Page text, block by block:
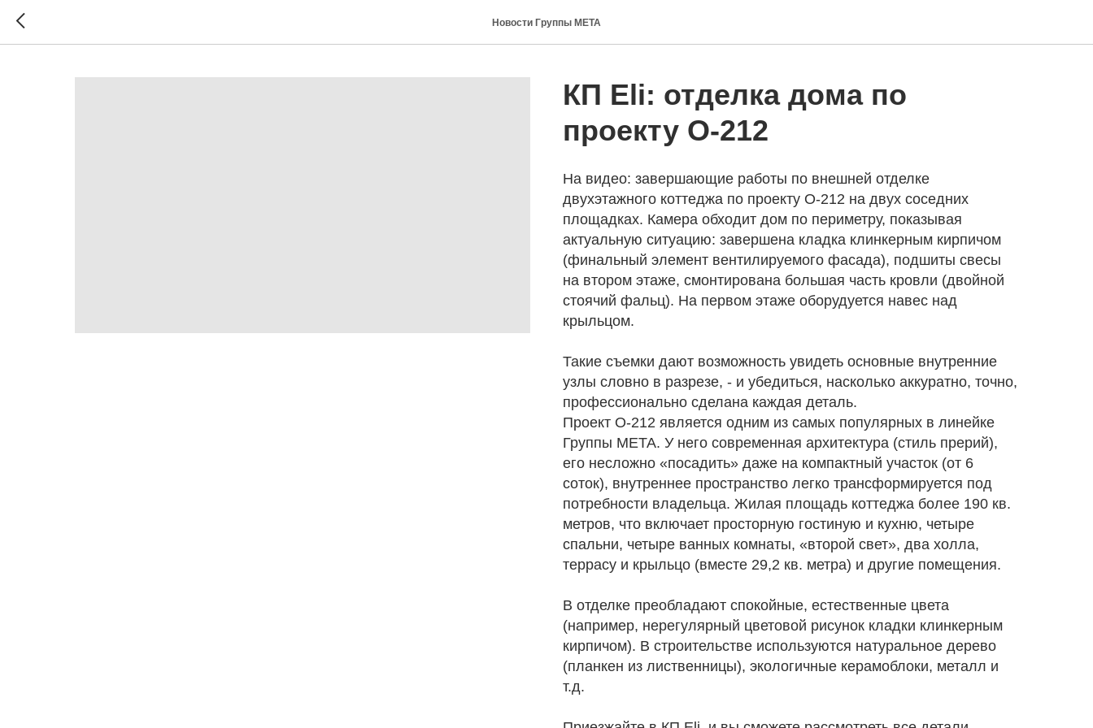
Новости Группы МЕТА
КП Eli: отделка дома по
проекту О-212
На видео: завершающие работы по внешней отделке
двухэтажного коттеджа по проекту О-212 на двух соседних
площадках. Камера обходит дом по периметру, показывая
актуальную ситуацию: завершена кладка клинкерным кирпичом
(финальный элемент вентилируемого фасада), подшиты свесы
на втором этаже, смонтирована большая часть кровли (двойной
стоячий фальц). На первом этаже оборудуется навес над
крыльцом.
Такие съемки дают возможность увидеть основные внутренние
узлы словно в разрезе, - и убедиться, насколько аккуратно, точно,
профессионально сделана каждая деталь.
Проект О-212 является одним из самых популярных в линейке
Группы МЕТА. У него современная архитектура (стиль прерий),
его несложно «посадить» даже на компактный участок (от 6
соток), внутреннее пространство легко трансформируется под
потребности владельца. Жилая площадь коттеджа более 190 кв.
метров, что включает просторную гостиную и кухню, четыре
спальни, четыре ванных комнаты, «второй свет», два холла,
террасу и крыльцо (вместе 29,2 кв. метра) и другие помещения.
В отделке преобладают спокойные, естественные цвета
(например, нерегулярный цветовой рисунок кладки клинкерным
кирпичом). В строительстве используются натуральное дерево
(планкен из лиственницы), экологичные керамоблоки, металл и
т.д.